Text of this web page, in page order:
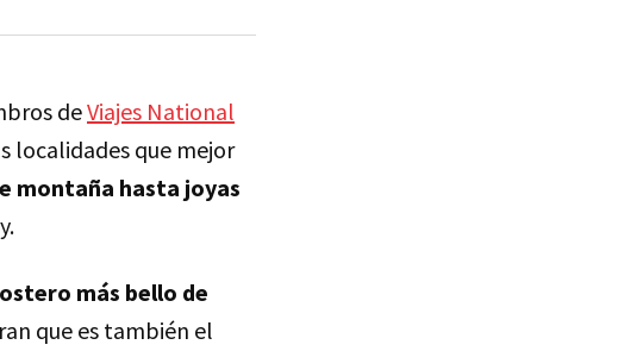
deViajes National
localidades que mejor
montaña hasta joyas
más bello de
que es también el